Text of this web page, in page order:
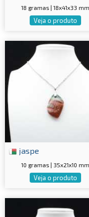
18 gramas | 18x41x33 mm
Veja o produto
jaspe
10 gramas | 35x21x10 mm
Veja o produto